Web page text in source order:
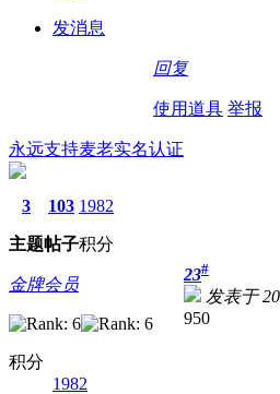
发消息
回复
使用道具 举报
永远支持麦老实名认证
3
主题
103
帖子
1982
积分
金牌会员
积分
1982
23#
发表于
950